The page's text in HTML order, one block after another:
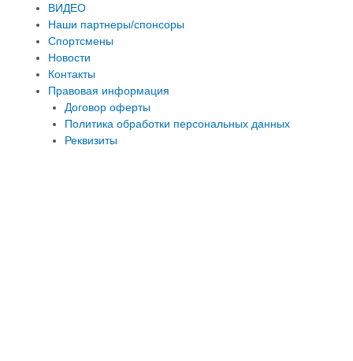
ВИДЕО
Наши партнеры/спонсоры
Спортсмены
Новости
Контакты
Правовая информация
Договор оферты
Политика обработки персональных данных
Реквизиты